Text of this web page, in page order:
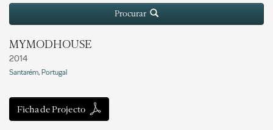
Procurar
MYMODHOUSE
2014
Santarém, Portugal
Ficha de Projecto